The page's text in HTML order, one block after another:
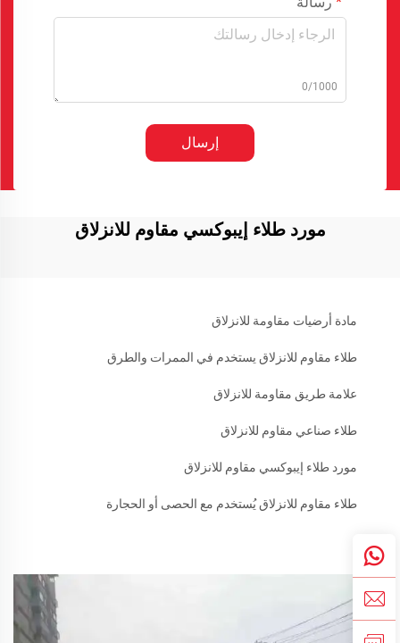
0/1000
إرسال
مورد طلاء إيبوكسي مقاوم للانزلاق
مادة أرضيات مقاومة للانزلاق
طلاء مقاوم للانزلاق يستخدم في الممرات والطرق
علامة طريق مقاومة للانزلاق
طلاء صناعي مقاوم للانزلاق
مورد طلاء إيبوكسي مقاوم للانزلاق
طلاء مقاوم للانزلاق يُستخدم مع الحصى أو الحجارة